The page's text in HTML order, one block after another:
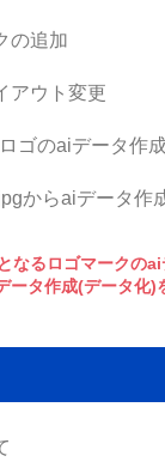
の追加
アウト変更
ゴのaiデータ作
からaiデータ作
るロゴマークのai
ータ作成(データ化)